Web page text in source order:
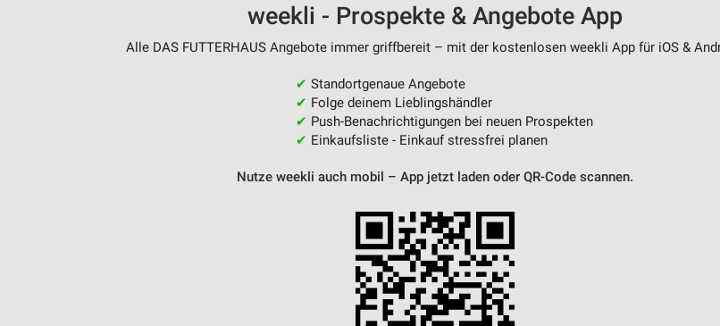
weekli - Prospekte & Angebote App
Alle DAS FUTTERHAUS Angebote immer griffbereit – mit der kostenlosen weekli App für iOS &
✔ Standortgenaue Angebote
✔ Folge deinem Lieblingshändler
✔ Push-Benachrichtigungen bei neuen Prospekten
✔ Einkaufsliste - Einkauf stressfrei planen
Nutze weekli auch mobil – App jetzt laden oder QR-Code scannen.
Entwicklung und Verbesserung der Angebote
Verwendung reduzierter Daten zur Auswahl von Inhalten
Geräte anhand von aktiv angeforderten Informationen identifizieren